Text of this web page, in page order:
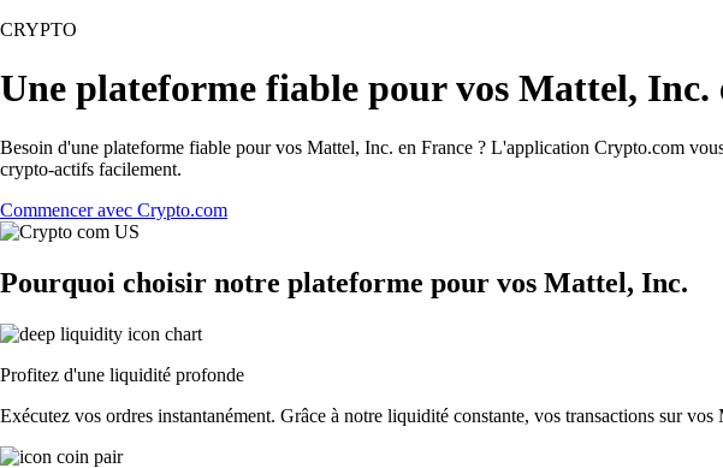
CRYPTO
Une plateforme fiable pour vos Mattel, Inc.
Besoin d'une plateforme fiable pour vos Mattel, Inc. en France ? L'application Crypto.com
crypto-actifs facilement.
Commencer avec Crypto.com
Pourquoi choisir notre plateforme pour vos Mattel, Inc.
Profitez d'une liquidité profonde
Exécutez vos ordres instantanément. Grâce à notre liquidité constante, vos transactions sur